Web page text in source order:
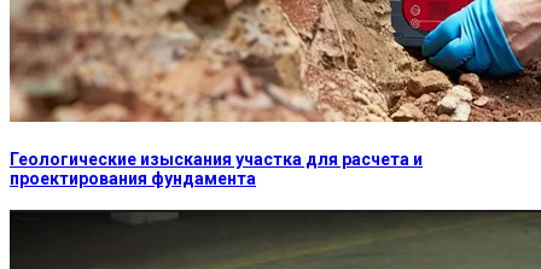
Геологические изыскания участка для расчета и
проектирования фундамента